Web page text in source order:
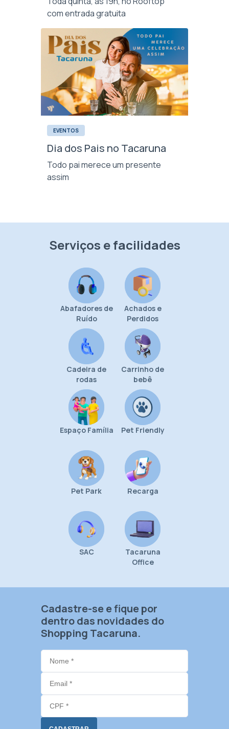
com entrada gratuita
EVENTOS
Dia dos Pais no Tacaruna
Todo pai merece um presente
assim
Serviços e facilidades
Abafadores de
Ruído
Achados e
Perdidos
Cadeira de
rodas
Carrinho de
bebê
Espaço Família Pet Friendly
Pet Park Recarga
SAC
Tacaruna
Office
Cadastre-se e fique por
dentro das novidades do
Shopping Tacaruna.